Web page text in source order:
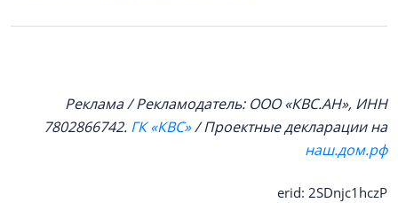
Реклама / Рекламодатель: ООО «КВС.АН», ИНН
7802866742. ГК «КВС»/ Проектные декларации на
наш.дом.рф
erid: 2SDnjc1hczP